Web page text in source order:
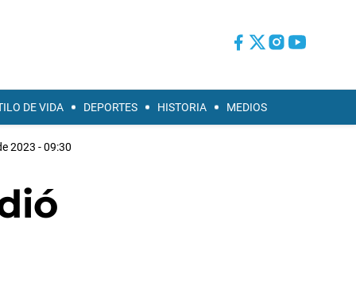
DE VIDA DEPORTES HISTORIA MEDIOS
2023 - 09:30